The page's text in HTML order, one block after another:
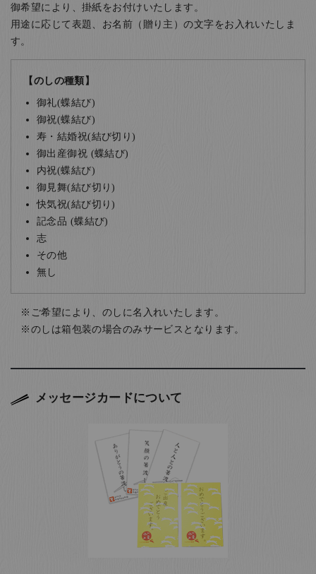
御希望により、掛紙をお付けいたします。
用途に応じて表題、お名前（贈り主）の文字をお入れいたしま
す。
【のしの種類】
御礼(蝶結び)
御祝(蝶結び)
寿・結婚祝(結び切り)
御出産御祝 (蝶結び)
内祝(蝶結び)
御見舞(結び切り)
快気祝(結び切り)
記念品 (蝶結び)
志
その他
無し
ご希望により、のしに名入れいたします。
のしは箱包装の場合のみサービスとなります。
メッセージカードについて